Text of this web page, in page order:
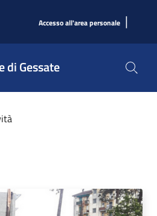
Accesso all'area personale |
di Gessate